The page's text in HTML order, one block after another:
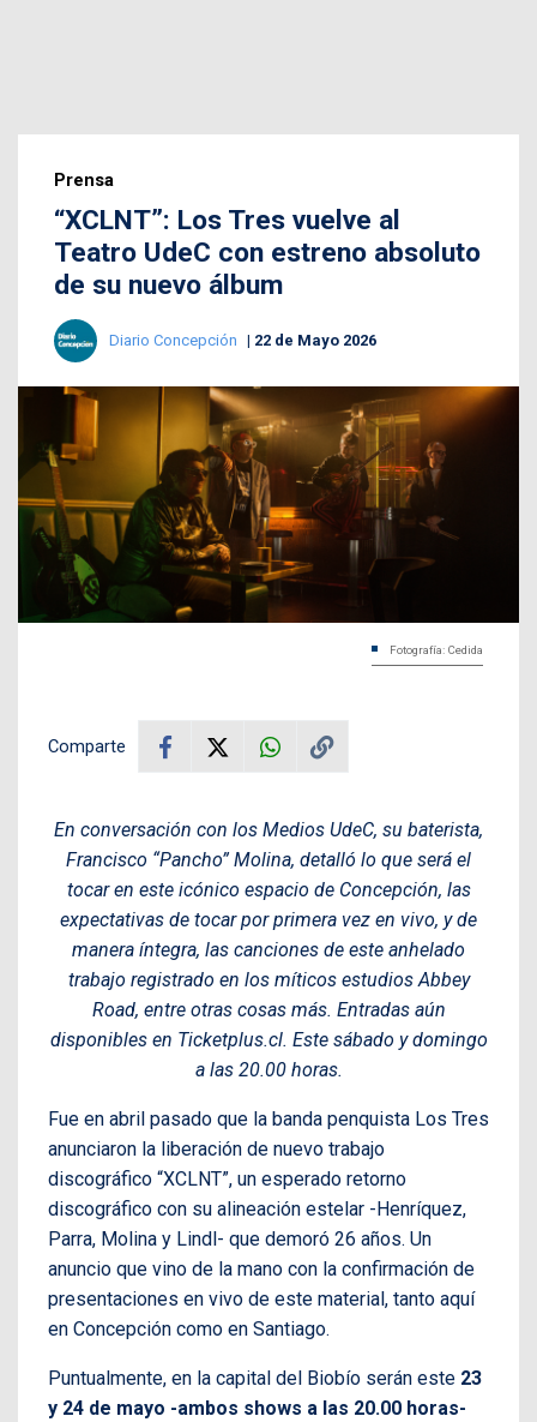
Prensa
“XCLNT”: Los Tres vuelve al
Teatro UdeC con estreno absoluto
de su nuevo álbum
Diario Concepción 22 de Mayo 2026
Fotografía: Cedida
Comparte
En conversación con los Medios UdeC, su baterista,
Francisco “Pancho” Molina, detalló lo que será el
tocar en este icónico espacio de Concepción, las
expectativas de tocar por primera vez en vivo, y de
manera íntegra, las canciones de este anhelado
trabajo registrado en los míticos estudios Abbey
Road, entre otras cosas más. Entradas aún
disponibles en Ticketplus.cl. Este sábado y domingo
a las 20.00 horas.
Fue en abril pasado que la banda penquista Los Tres
anunciaron la liberación de nuevo trabajo
discográfico “XCLNT”, un esperado retorno
discográfico con su alineación estelar -Henríquez,
Parra, Molina y Lindl- que demoró 26 años. Un
anuncio que vino de la mano con la confirmación de
presentaciones en vivo de este material, tanto aquí
en Concepción como en Santiago.
Puntualmente, en la capital del Biobío serán este 23
y 24 de mayo -ambos shows a las 20.00 horas-